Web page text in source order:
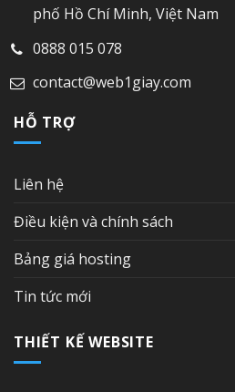
phố Hồ Chí Minh, Việt Nam
0888 015 078
contact@web1giay.com
HỖ TRỢ
Liên hệ
Điều kiện và chính sách
Bảng giá hosting
Tin tức mới
THIẾT KẾ WEBSITE